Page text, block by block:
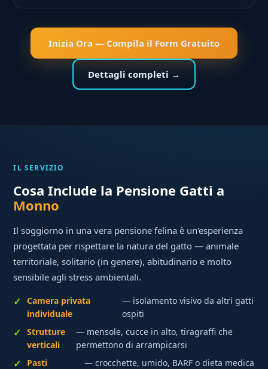
Inizia Ora — Compila il Form Gratuito
Dettagli completi →
IL SERVIZIO
Cosa Include la Pensione Gatti a
Monno
Il soggiorno in una vera pensione felina è un'esperienza
progettata per rispettare la natura del gatto — animale
territoriale, solitario (in genere), abitudinario e molto
sensibile agli stress ambientali.
Camera privata
individuale
— isolamento visivo da altri gatti
ospiti
Strutture
verticali
— mensole, cucce in alto, tiragraffi che
permettono di arrampicarsi
Pasti
— crocchette, umido, BARF o dieta medica